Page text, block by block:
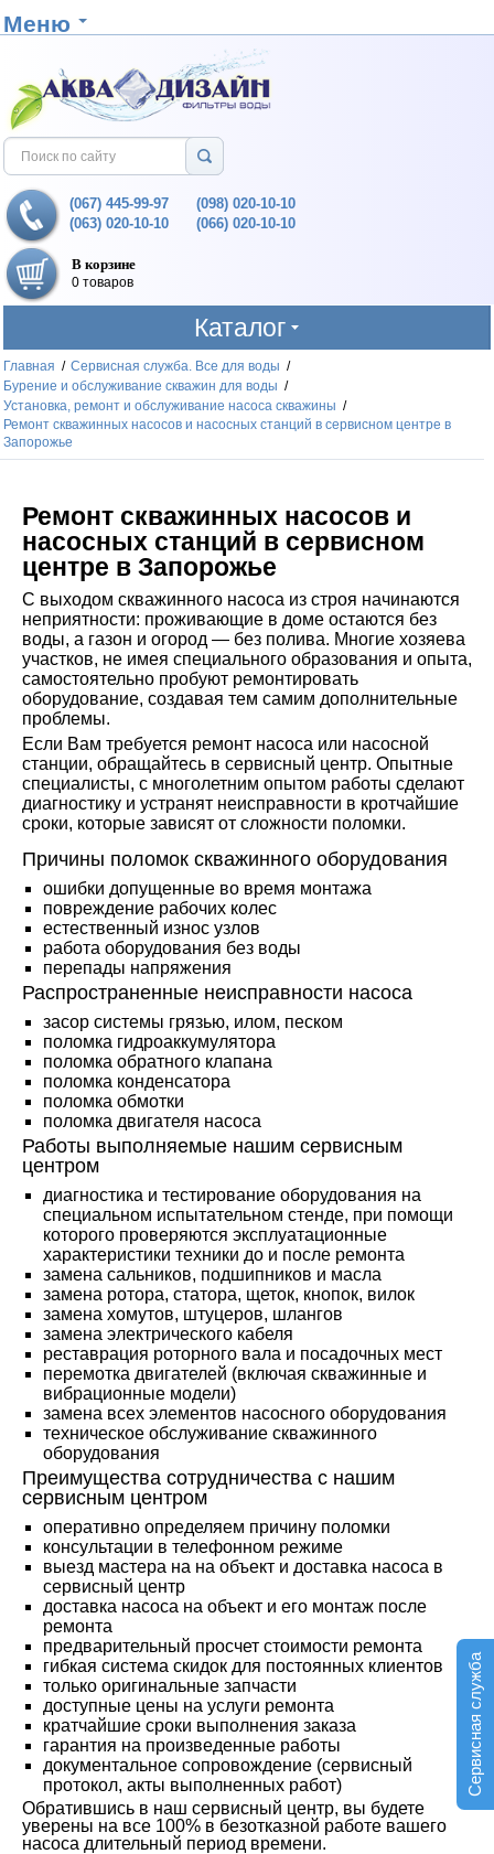
Сервисная служба
Меню
(067) 445-99-97
(063) 020-10-10
(098) 020-10-10
(066) 020-10-10
В корзине
0 товаров
Каталог
Главная / Сервисная служба. Все для воды /
Бурение и обслуживание скважин для воды /
Установка, ремонт и обслуживание насоса скважины /
Ремонт скважинных насосов и насосных станций в сервисном центре в
Запорожье
Ремонт скважинных насосов и
насосных станций в сервисном
центре в Запорожье
С выходом скважинного насоса из строя начинаются
неприятности: проживающие в доме остаются без
воды, а газон и огород — без полива. Многие хозяева
участков, не имея специального образования и опыта,
самостоятельно пробуют ремонтировать
оборудование, создавая тем самим дополнительные
проблемы.
Если Вам требуется ремонт насоса или насосной
станции, обращайтесь в сервисный центр. Опытные
специалисты, с многолетним опытом работы сделают
диагностику и устранят неисправности в кротчайшие
сроки, которые зависят от сложности поломки.
Причины поломок скважинного оборудования
ошибки допущенные во время монтажа
повреждение рабочих колес
естественный износ узлов
работа оборудования без воды
перепады напряжения
Распространенные неисправности насоса
засор системы грязью, илом, песком
поломка гидроаккумулятора
поломка обратного клапана
поломка конденсатора
поломка обмотки
поломка двигателя насоса
Работы выполняемые нашим сервисным
центром
диагностика и тестирование оборудования на
специальном испытательном стенде, при помощи
которого проверяются эксплуатационные
характеристики техники до и после ремонта
замена сальников, подшипников и масла
замена ротора, статора, щеток, кнопок, вилок
замена хомутов, штуцеров, шлангов
замена электрического кабеля
реставрация роторного вала и посадочных мест
перемотка двигателей (включая скважинные и
вибрационные модели)
замена всех элементов насосного оборудования
техническое обслуживание скважинного
оборудования
Преимущества сотрудничества с нашим
сервисным центром
оперативно определяем причину поломки
консультации в телефонном режиме
выезд мастера на на объект и доставка насоса в
сервисный центр
доставка насоса на объект и его монтаж после
ремонта
предварительный просчет стоимости ремонта
гибкая система скидок для постоянных клиентов
только оригинальные запчасти
доступные цены на услуги ремонта
кратчайшие сроки выполнения заказа
гарантия на произведенные работы
документальное сопровождение (сервисный
протокол, акты выполненных работ)
Обратившись в наш сервисный центр, вы будете
уверены на все 100% в безотказной работе вашего
насоса длительный период времени.